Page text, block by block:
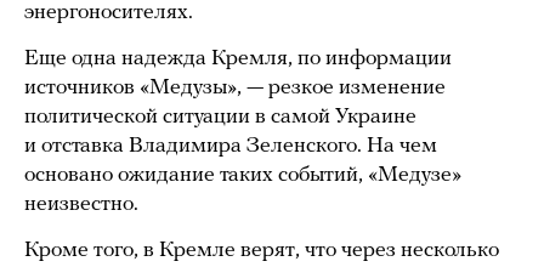
энергоносителях.
Еще одна надежда Кремля, по информации
источников «Медузы», — резкое изменение
политической ситуации в самой Украине
и отставка Владимира Зеленского. На чем
основано ожидание таких событий, «Медузе»
неизвестно.
Кроме того, в Кремле верят, что через несколько